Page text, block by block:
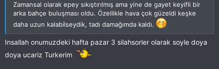
Zamansal olarak epey sıkıştırılmış ama yine de gayet keyifli bir
arka bahçe buluşması oldu. Özellikle hava çok güzeldi keşke
daha uzun kalabilseydik, tadı damağımda kaldı.
Insallah onumuzdeki hafta pazar 3 silahsorler olarak soyle doya
doya ucariz Turkerim